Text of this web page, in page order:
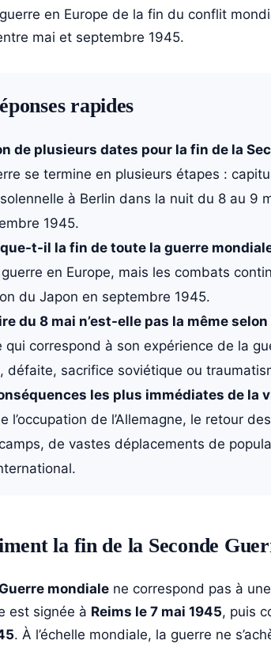
en Europe de la fin du conflit
mai et septembre 1945.
rapides
de plusieurs dates pour la fin de la
se termine en plusieurs étapes :
à Berlin dans la nuit du 8 au 9
1945.
t-il la fin de toute la guerre
en Europe, mais les combats
du Japon en septembre 1945.
du 8 mai n’est-elle pas la même
correspond à son expérience de la
défaite, sacrifice soviétique ou
les plus immédiates de la
l’occupation de l’Allemagne, le retour
de vastes déplacements de
la fin de la Seconde
mondiale ne correspond pas à
est signée à Reims le 7 mai 1945, puis
. À l’échelle mondiale, la guerre ne